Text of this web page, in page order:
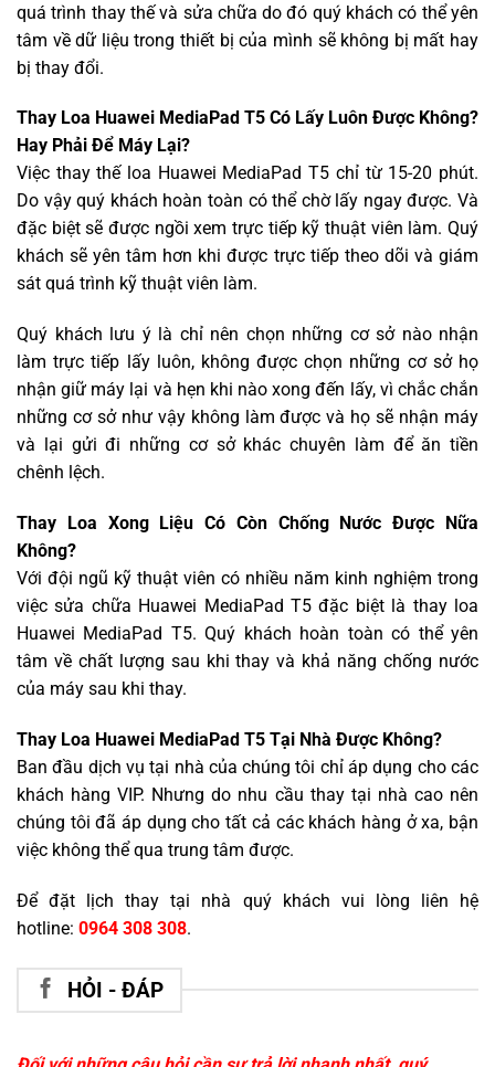
quá trình thay thế và sửa chữa do đó quý khách có thể yên
tâm về dữ liệu trong thiết bị của mình sẽ không bị mất hay
bị thay đổi.
Thay Loa Huawei MediaPad T5 Có Lấy Luôn Được Không?
Hay Phải Để Máy Lại?
Việc thay thế loa Huawei MediaPad T5 chỉ từ 15-20 phút.
Do vậy quý khách hoàn toàn có thể chờ lấy ngay được. Và
đặc biệt sẽ được ngồi xem trực tiếp kỹ thuật viên làm. Quý
khách sẽ yên tâm hơn khi được trực tiếp theo dõi và giám
sát quá trình kỹ thuật viên làm.
Quý khách lưu ý là chỉ nên chọn những cơ sở nào nhận
làm trực tiếp lấy luôn, không được chọn những cơ sở họ
nhận giữ máy lại và hẹn khi nào xong đến lấy, vì chắc chắn
những cơ sở như vậy không làm được và họ sẽ nhận máy
và lại gửi đi những cơ sở khác chuyên làm để ăn tiền
chênh lệch.
Thay Loa Xong Liệu Có Còn Chống Nước Được Nữa
Không?
Với đội ngũ kỹ thuật viên có nhiều năm kinh nghiệm trong
việc sửa chữa Huawei MediaPad T5 đặc biệt là thay loa
Huawei MediaPad T5. Quý khách hoàn toàn có thể yên
tâm về chất lượng sau khi thay và khả năng chống nước
của máy sau khi thay.
Thay Loa Huawei MediaPad T5 Tại Nhà Được Không?
Ban đầu dịch vụ tại nhà của chúng tôi chỉ áp dụng cho các
khách hàng VIP. Nhưng do nhu cầu thay tại nhà cao nên
chúng tôi đã áp dụng cho tất cả các khách hàng ở xa, bận
việc không thể qua trung tâm được.
Để đặt lịch thay tại nhà quý khách vui lòng liên hệ
hotline: 0964 308 308.
HỎI - ĐÁP